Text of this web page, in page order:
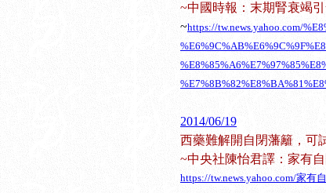
~中國時報：末期腎衰竭
~https://tw.news.yahoo.com/
2014/06/19
西藥難解開自閉藩籬，可
~中央社陳怡君譯：家有
https://tw.news.yahoo.com/家有